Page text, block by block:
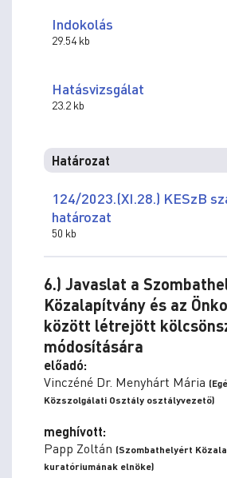
Indokolás
29.54 kb
Hatásvizsgálat
23.2 kb
Határozat
124/2023.(XI.28.) KESzB
határozat
50 kb
6.) Javaslat a
Közalapítvány és az
között létrejött
módosítására
előadó:
Vinczéné Dr. Menyhárt Mária
Közszolgálati Osztály osztályvezető)
meghívott:
Papp Zoltán (Szombathelyért
kuratóriumának elnöke)